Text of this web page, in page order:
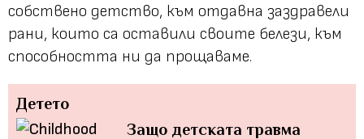
собствено детство, към отдавна заздравели
рани, които са оставили своите белези, към
способността ни да прощаваме.
Детето
Защо детската травма